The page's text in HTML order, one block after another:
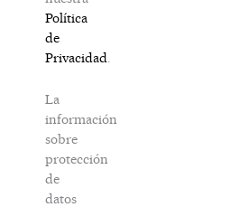
Política
de
Privacidad
La
información
sobre
protección
de
datos